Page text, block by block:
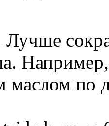
Лучше
маслом по